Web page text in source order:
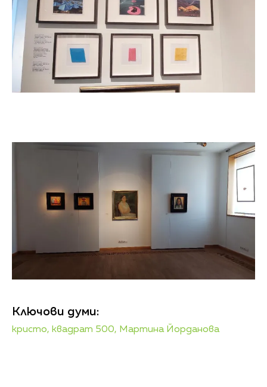
Ключови думи:
кристо, квадрат 500, Мартина Йорданова